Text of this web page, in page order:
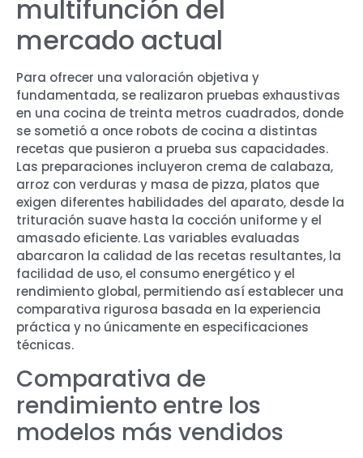
multifunción del
mercado actual
Para ofrecer una valoración objetiva y
fundamentada, se realizaron pruebas exhaustivas
en una cocina de treinta metros cuadrados, donde
se sometió a once robots de cocina a distintas
recetas que pusieron a prueba sus capacidades.
Las preparaciones incluyeron crema de calabaza,
arroz con verduras y masa de pizza, platos que
exigen diferentes habilidades del aparato, desde la
trituración suave hasta la cocción uniforme y el
amasado eficiente. Las variables evaluadas
abarcaron la calidad de las recetas resultantes, la
facilidad de uso, el consumo energético y el
rendimiento global, permitiendo así establecer una
comparativa rigurosa basada en la experiencia
práctica y no únicamente en especificaciones
técnicas.
Comparativa de
rendimiento entre los
modelos más vendidos